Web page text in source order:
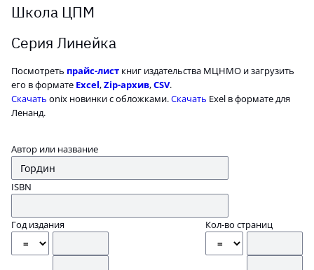
Школа ЦПМ
Серия Линейка
Посмотреть прайс-лист книг издательства МЦНМО и загрузить
его в формате Excel,Zip-архив,CSV.
Скачать onix новинки с обложками.Скачать Exel в формате для
Ленанд.
Автор или название
ISBN
Год издания Кол-во страниц